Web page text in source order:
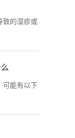
致的湿疹或
可能有以下